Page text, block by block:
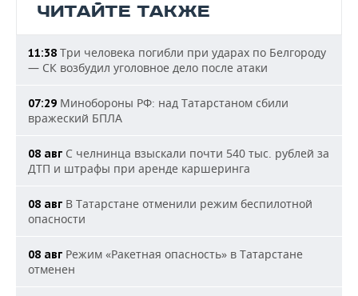
ЧИТАЙТЕ ТАКЖЕ
11:38 Три человека погибли при ударах по Белгороду
— СК возбудил уголовное дело после атаки
07:29 Минобороны РФ: над Татарстаном сбили
вражеский БПЛА
08 авг С челнинца взыскали почти 540 тыс. рублей за
ДТП и штрафы при аренде каршеринга
08 авг В Татарстане отменили режим беспилотной
опасности
08 авг Режим «Ракетная опасность» в Татарстане
отменен